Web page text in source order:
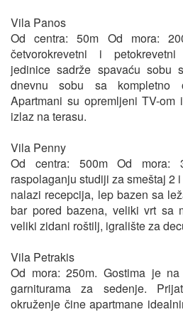
Vila Panos
Od centra: 50m Od mora:
četvorokrevetni i
jedinice sadrže spavaću sobu
dnevnu sobu sa kompletno
Apartmani su opremljeni TV-
izlaz na terasu.
Vila Penny
Od centra: 500m Od mora:
raspolaganju studiji za smeštaj 2
nalazi recepcija, lep bazen sa
bar pored bazena, veliki vrt sa
veliki zidani roštilj, igralište za
Vila Petrakis
Od mora: 250m. Gostima je
garniturama za sedenje.
okruženje čine apartmane